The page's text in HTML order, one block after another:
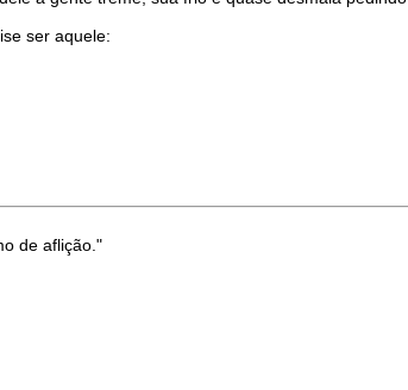
ser aquele:
de aflição."